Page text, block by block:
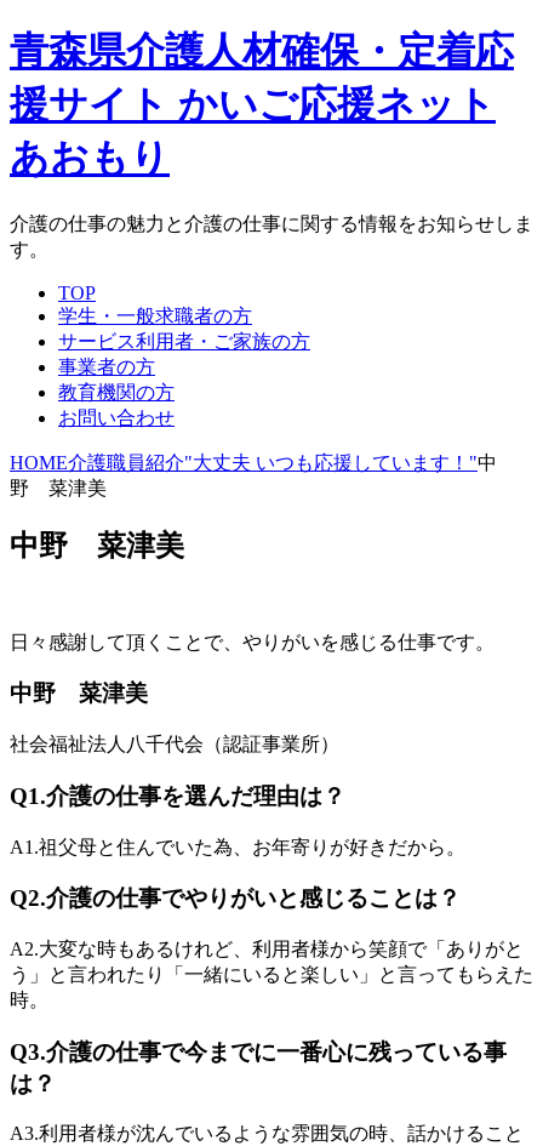
青森県介護人材確保・定着応
援サイト かいご応援ネット
あおもり
介護の仕事の魅力と介護の仕事に関する情報をお知らせしま
す。
TOP
学生・一般求職者の方
サービス利用者・ご家族の方
事業者の方
教育機関の方
お問い合わせ
HOME介護職員紹介"大丈夫 いつも応援しています！"中
野 菜津美
中野 菜津美
日々感謝して頂くことで、やりがいを感じる仕事です。
中野 菜津美
社会福祉法人八千代会（認証事業所）
Q1.介護の仕事を選んだ理由は？
A1.祖父母と住んでいた為、お年寄りが好きだから。
Q2.介護の仕事でやりがいと感じることは？
A2.大変な時もあるけれど、利用者様から笑顔で「ありがと
う」と言われたり「一緒にいると楽しい」と言ってもらえた
時。
Q3.介護の仕事で今までに一番心に残っている事
は？
A3.利用者様が沈んでいるような雰囲気の時、話かけること